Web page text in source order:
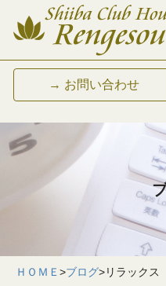
→ お問い合わせ
ＨＯＭＥ >ブログ>リラックス